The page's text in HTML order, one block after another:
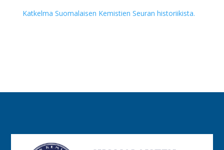
Katkelma Suomalaisen Kemistien Seuran historiikista.